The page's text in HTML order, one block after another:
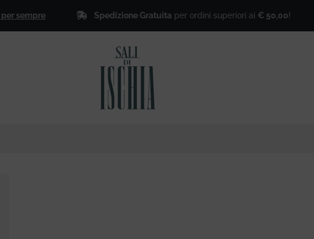
Spedizione Gratuitaper ordini superiori ai€ 50,00 !